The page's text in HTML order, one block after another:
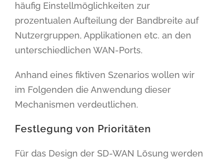
häufig Einstellmöglichkeiten zur
prozentualen Aufteilung der Bandbreite auf
Nutzergruppen, Applikationen etc. an den
unterschiedlichen WAN-Ports.
Anhand eines fiktiven Szenarios wollen wir
im Folgenden die Anwendung dieser
Mechanismen verdeutlichen.
Festlegung von Prioritäten
Für das Design der SD-WAN Lösung werden